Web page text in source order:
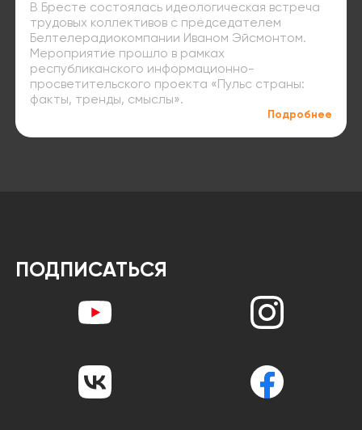
В Бресте состоялась идеологическая встреча
трудовых коллективов с председателем
Белтелерадиокомпании Иваном Эйсмонтом.
Мероприятие прошло в рамках
республиканского информационно-
просветительского проекта «Пульс страны:
факты, тренды, смыслы».
Подробнее
ПОДПИСАТЬСЯ